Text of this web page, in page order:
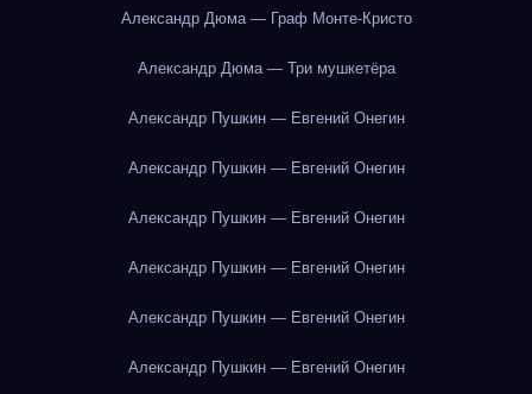
Александр Дюма — Граф Монте-Кристо
Александр Дюма — Три мушкетёра
Александр Пушкин — Евгений Онегин
Александр Пушкин — Евгений Онегин
Александр Пушкин — Евгений Онегин
Александр Пушкин — Евгений Онегин
Александр Пушкин — Евгений Онегин
Александр Пушкин — Евгений Онегин